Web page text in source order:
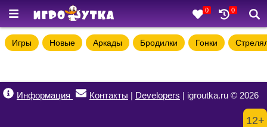
0 0
Игры Новые Аркады Бродилки Гонки
Информация Контакты | Developers | igroutka.ru © 2026
12+